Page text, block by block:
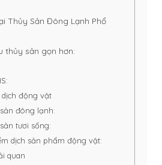
Thủy Sản Đông Lạnh Phổ
thủy sản gọn hơn:
động vật
đông lạnh:
tươi sống:
dịch sản phẩm động vật:
quan